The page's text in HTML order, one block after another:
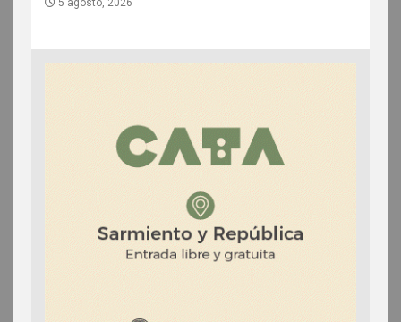
5 agosto, 2026